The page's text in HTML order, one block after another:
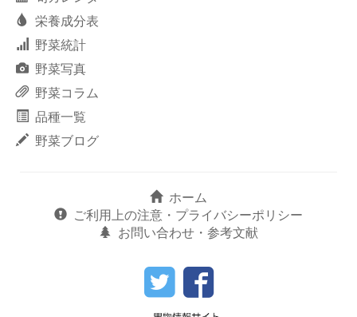
栄養成分表
野菜統計
野菜写真
野菜コラム
品種一覧
野菜ブログ
ホーム
ご利用上の注意・プライバシーポリシー
お問い合わせ・参考文献